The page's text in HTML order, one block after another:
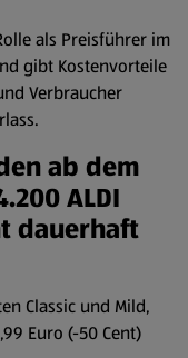
als Preisführer im
gibt Kostenvorteile
Verbraucher
ab dem
ALDI
dauerhaft
Classic und Mild,
Euro (-50 Cent)